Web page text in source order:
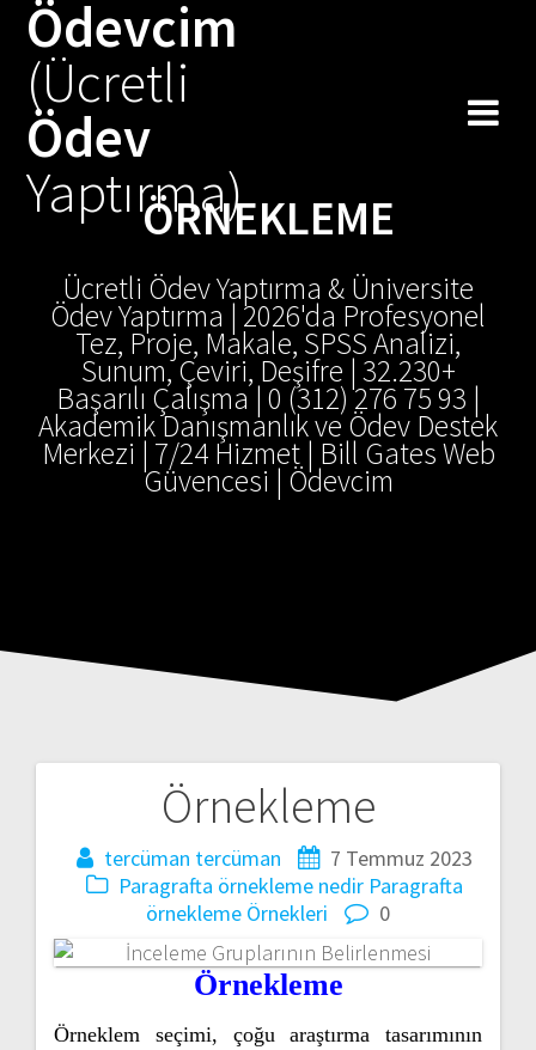
Ödevcim
(Ücretli
Ödev
Yaptırma)ÖRNEKLEME
Ücretli Ödev Yaptırma & Üniversite
Ödev Yaptırma | 2026'da Profesyonel
Tez, Proje, Makale, SPSS Analizi,
Sunum, Çeviri, Deşifre | 32.230+
Başarılı Çalışma | 0 (312) 276 75 93 |
Akademik Danışmanlık ve Ödev Destek
Merkezi | 7/24 Hizmet | Bill Gates Web
Güvencesi | Ödevcim
Örnekleme
tercüman tercüman
7 Temmuz 2023
Paragrafta örnekleme nedir Paragrafta
örnekleme Örnekleri
0
Örnekleme
Örneklem seçimi, çoğu araştırma tasarımının
gezinmesi